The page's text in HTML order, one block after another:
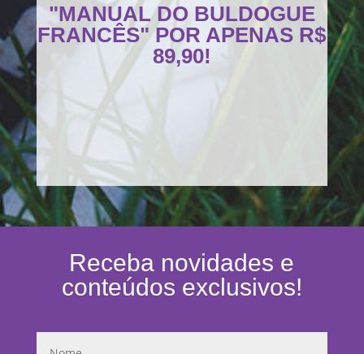
"MANUAL DO BULDOGUE
FRANCÊS" POR APENAS R$
89,90!
Receba novidades e
conteúdos exclusivos!